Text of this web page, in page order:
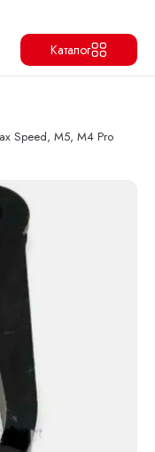
Каталог
Speed, M5, M4 Pro